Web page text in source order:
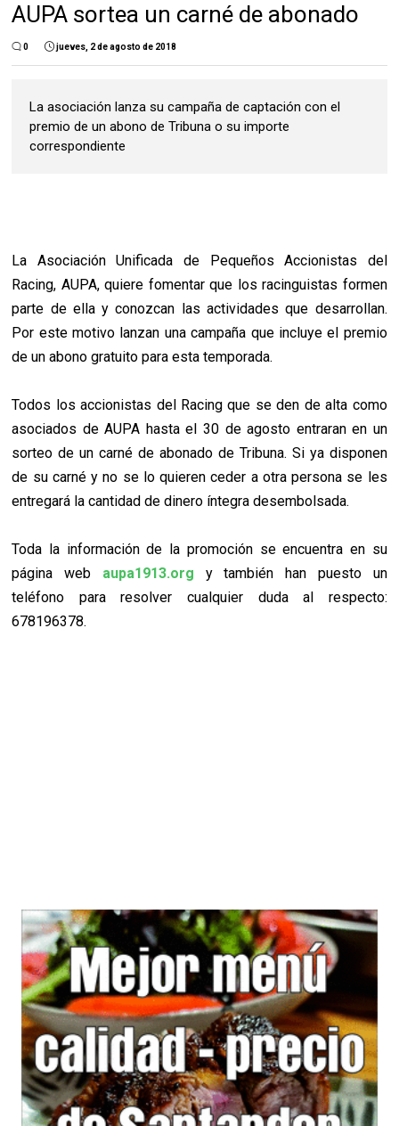
AUPA sortea un carné de abonado
0 jueves, 2 de agosto de 2018
La asociación lanza su campaña de captación con el
premio de un abono de Tribuna o su importe
correspondiente
La Asociación Unificada de Pequeños Accionistas del
Racing, AUPA, quiere fomentar que los racinguistas formen
parte de ella y conozcan las actividades que desarrollan.
Por este motivo lanzan una campaña que incluye el premio
de un abono gratuito para esta temporada.
Todos los accionistas del Racing que se den de alta como
asociados de AUPA hasta el 30 de agosto entraran en un
sorteo de un carné de abonado de Tribuna. Si ya disponen
de su carné y no se lo quieren ceder a otra persona se les
entregará la cantidad de dinero íntegra desembolsada.
Toda la información de la promoción se encuentra en su
página web aupa1913.org y también han puesto un
teléfono para resolver cualquier duda al respecto:
678196378.